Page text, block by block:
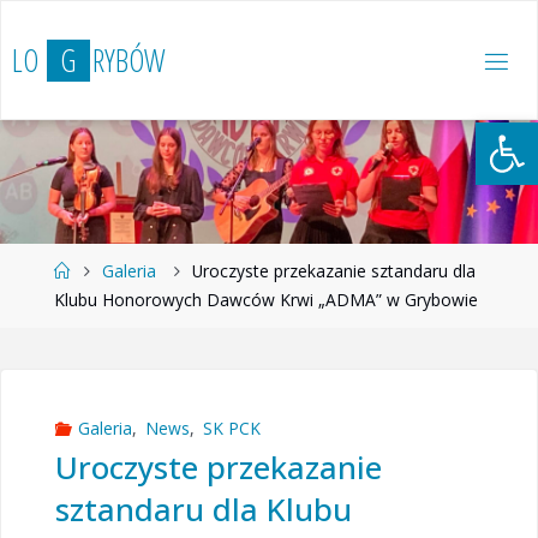
do
treści
LO G RYBÓW
Strona
główna
Galeria
Uroczyste przekazanie sztandaru dla
Klubu Honorowych Dawców Krwi „ADMA” w Grybowie
Galeria, News, SK PCK
Uroczyste przekazanie
sztandaru dla Klubu